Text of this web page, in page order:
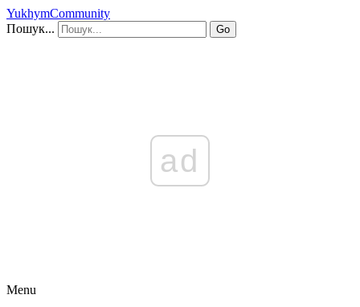
YukhymCommunity
Пошук...
Go
ad
Menu